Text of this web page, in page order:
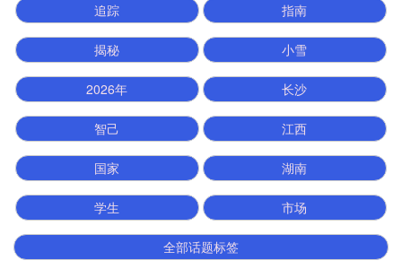
追踪 指南
揭秘 小雪
2026年 长沙
智己 江西
国家 湖南
学生 市场
全部话题标签